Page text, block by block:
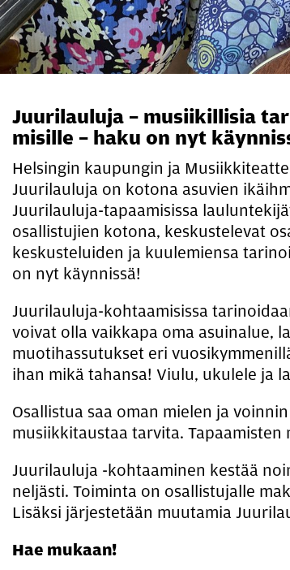
Juu­ri­lau­lu­ja – musii­kil­li­sia
mi­sil­le – haku on nyt
Helsingin kaupungin ja
Juurilauluja on kotona asuvien
Juurilauluja-tapaamisissa
osallistujien kotona, keskustelevat
keskusteluiden ja kuulemiensa
on nyt käynnissä!
Juurilauluja-kohtaamisissa
voivat olla vaikkapa oma asuinalue,
muotihassutukset eri
ihan mikä tahansa! Viulu, ukulele ja
Osallistua saa oman mielen ja
musiikkitaustaa tarvita.
Juurilauluja -kohtaaminen kestää
neljästi. Toiminta on osallistujalle
Lisäksi järjestetään muutamia
Hae mukaan!